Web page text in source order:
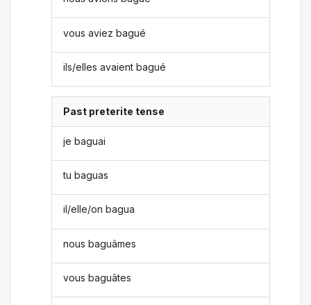
vous aviez bagué
ils/elles avaient bagué
Past preterite tense
je baguai
tu baguas
il/elle/on bagua
nous baguâmes
vous baguâtes